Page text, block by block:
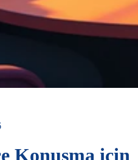
Konuşma için